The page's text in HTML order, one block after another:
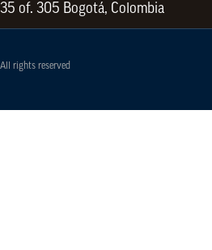
of. 305 Bogotá, Colombia
rights reserved